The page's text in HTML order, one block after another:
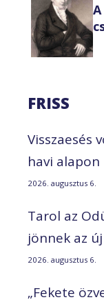
FRISS
Visszaesés
havi alapon
2026. augusztus 6.
Tarol az
jönnek az
2026. augusztus 6.
„Fekete